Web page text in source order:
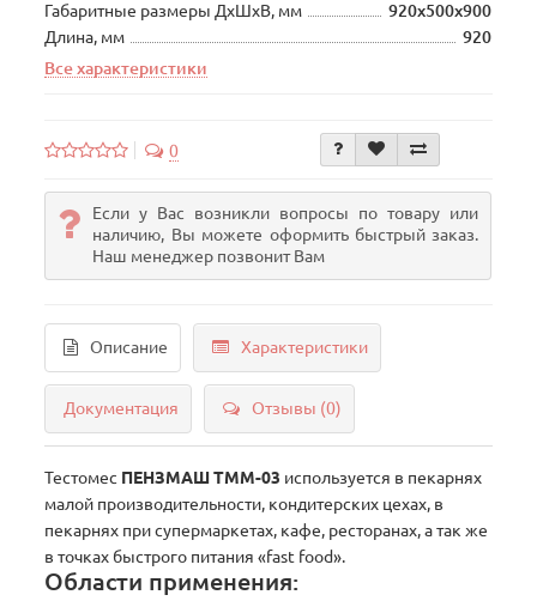
Габаритные размеры ДхШхВ, мм
920х500х900
Длина, мм
920
Все характеристики
0
Если у Вас возникли вопросы по товару или
наличию, Вы можете оформить быстрый заказ.
Наш менеджер позвонит Вам
Описание Характеристики
Документация Отзывы (0)
Тестомес ПЕНЗМАШ ТММ-03 используется в пекарнях
малой производительности, кондитерских цехах, в
пекарнях при супермаркетах, кафе, ресторанах, а так же
в точках быстрого питания «fast food».
Области применения: